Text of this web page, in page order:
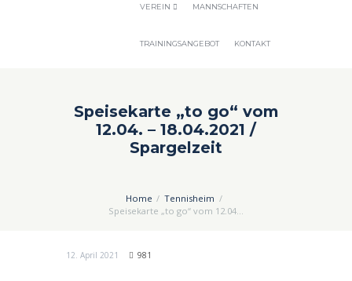
VEREIN MANNSCHAFTEN
TRAININGSANGEBOT KONTAKT
Speisekarte „to go“ vom
12.04. – 18.04.2021 /
Spargelzeit
Home
Tennisheim
Speisekarte „to go“ vom 12.04...
12. April 2021 981